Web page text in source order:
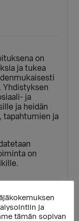
on
ja tukea
Yhdistyksen
ja
ja heidän
tapahtumien ja
on
ja
tämän sopivan